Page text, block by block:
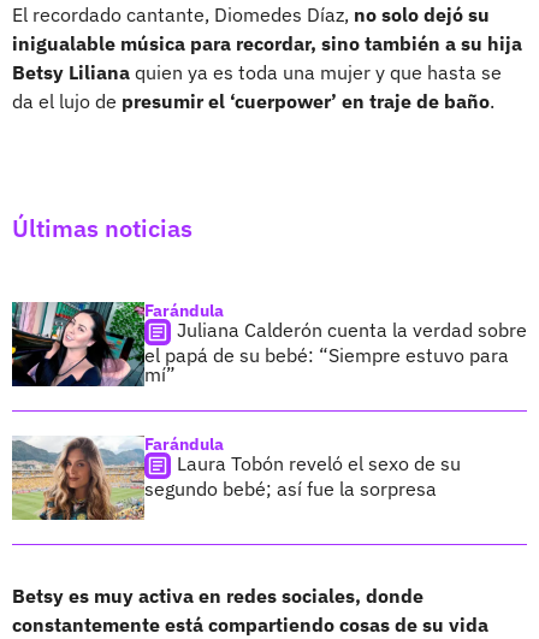
El recordado cantante, Diomedes Díaz, no solo dejó su
inigualable música para recordar, sino también a su hija
Betsy Liliana quien ya es toda una mujer y que hasta se
da el lujo de presumir el ‘cuerpower’ en traje de baño.
Últimas noticias
Farándula
Juliana Calderón cuenta la verdad sobre
el papá de su bebé: “Siempre estuvo para
mí”
Farándula
Laura Tobón reveló el sexo de su
segundo bebé; así fue la sorpresa
Betsy es muy activa en redes sociales, donde
constantemente está compartiendo cosas de su vida